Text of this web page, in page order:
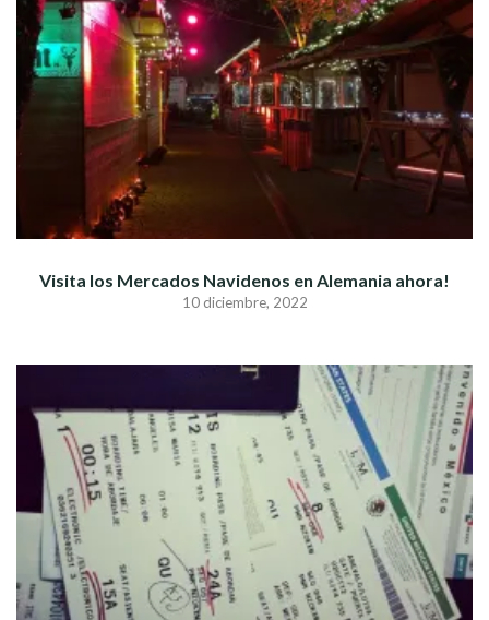
Visita los Mercados Navidenos en Alemania ahora!
10 diciembre, 2022